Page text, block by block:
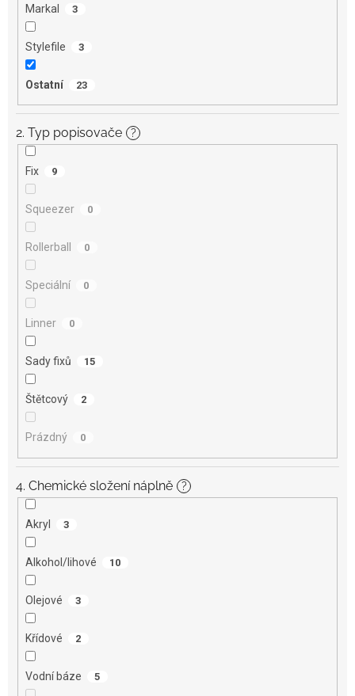
Markal 3
Stylefile 3
Ostatní 23
2. Typ popisovače ?
Fix 9
Squeezer 0
Rollerball 0
Speciální 0
Linner 0
Sady fixů 15
Štětcový 2
Prázdný 0
4. Chemické složení náplně ?
Akryl 3
Alkohol/lihové 10
Olejové 3
Křídové 2
Vodní báze 5